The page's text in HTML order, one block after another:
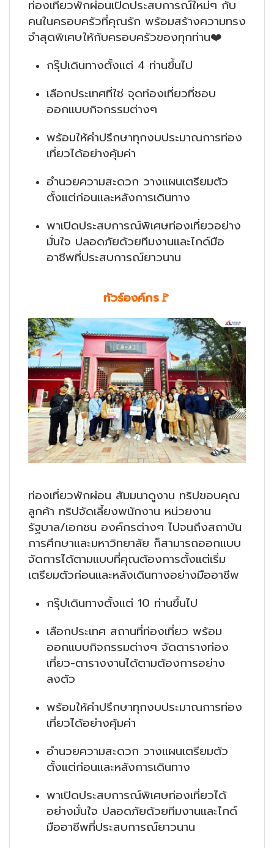
ท่องเที่ยวพักผ่อนเปิดประสบการณ์ใหม่ๆ กับ
คนในครอบครัวที่คุณรัก พร้อมสร้างความทรง
จำสุดพิเศษให้กับครอบครัวของทุกท่าน❤️
กรุ๊ปเดินทางตั้งแต่ 4 ท่านขึ้นไป
เลือกประเทศที่ใช่ จุดท่องเที่ยวที่ชอบ
ออกแบบกิจกรรมต่างๆ
พร้อมให้คำปรึกษาทุกงบประมาณการท่อง
เที่ยวได้อย่างคุ้มค่า
อำนวยความสะดวก วางแผนเตรียมตัว
ตั้งแต่ก่อนและหลังการเดินทาง
พาเปิดประสบการณ์พิเศษท่องเที่ยวอย่าง
มั่นใจ ปลอดภัยด้วยทีมงานและไกด์มือ
อาชีพที่ประสบการณ์ยาวนาน
ทัวร์องค์กร🚩
ท่องเที่ยวพักผ่อน สัมมนาดูงาน ทริปขอบคุณ
ลูกค้า ทริปจัดเลี้ยงพนักงาน หน่วยงาน
รัฐบาล/เอกชน องค์กรต่างๆ ไปจนถึงสถาบัน
การศึกษาและมหาวิทยาลัย ก็สามารถออกแบบ
จัดการได้ตามแบบที่คุณต้องการตั้งแต่เริ่ม
เตรียมตัวก่อนและหลังเดินทางอย่างมืออาชีพ
กรุ๊ปเดินทางตั้งแต่ 10 ท่านขึ้นไป
เลือกประเทศ สถานที่ท่องเที่ยว พร้อม
ออกแบบกิจกรรมต่างๆ จัดตารางท่อง
เที่ยว-ตารางงานได้ตามต้องการอย่าง
ลงตัว
พร้อมให้คำปรึกษาทุกงบประมาณการท่อง
เที่ยวได้อย่างคุ้มค่า
อำนวยความสะดวก วางแผนเตรียมตัว
ตั้งแต่ก่อนและหลังการเดินทาง
พาเปิดประสบการณ์พิเศษท่องเที่ยวได้
อย่างมั่นใจ ปลอดภัยด้วยทีมงานและไกด์
มืออาชีพที่ประสบการณ์ยาวนาน